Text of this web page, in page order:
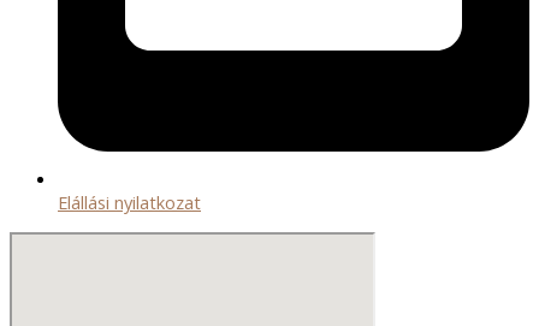
Elállási nyilatkozat